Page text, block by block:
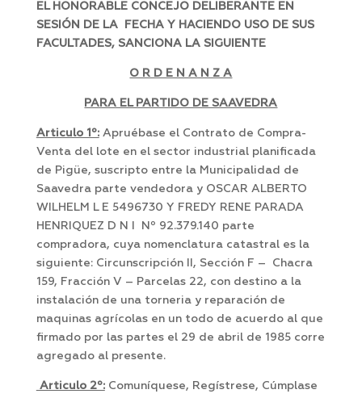
EL HONORABLE CONCEJO DELIBERANTE EN
SESIÓN DE LA FECHA Y HACIENDO USO DE SUS
FACULTADES, SANCIONA LA SIGUIENTE
O R D E N A N Z A
PARA EL PARTIDO DE SAAVEDRA
Articulo 1º:Apruébase el Contrato de Compra-
Venta del lote en el sector industrial planificada
de Pigüe, suscripto entre la Municipalidad de
Saavedra parte vendedora y OSCAR ALBERTO
WILHELM L E 5496730 Y FREDY RENE PARADA
HENRIQUEZ D N I Nº 92.379.140 parte
compradora, cuya nomenclatura catastral es la
siguiente: Circunscripción II, Sección F – Chacra
159, Fracción V – Parcelas 22, con destino a la
instalación de una torneria y reparación de
maquinas agrícolas en un todo de acuerdo al que
firmado por las partes el 29 de abril de 1985 corre
agregado al presente.
Articulo 2º:Comuníquese, Regístrese, Cúmplase